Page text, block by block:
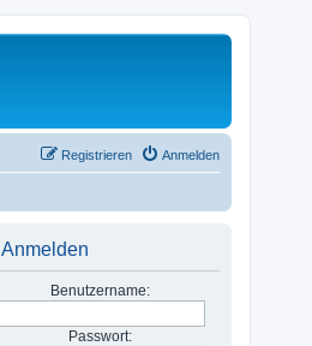
Anmelden
Registrieren
Anmelden
Benutzername:
Passwort: